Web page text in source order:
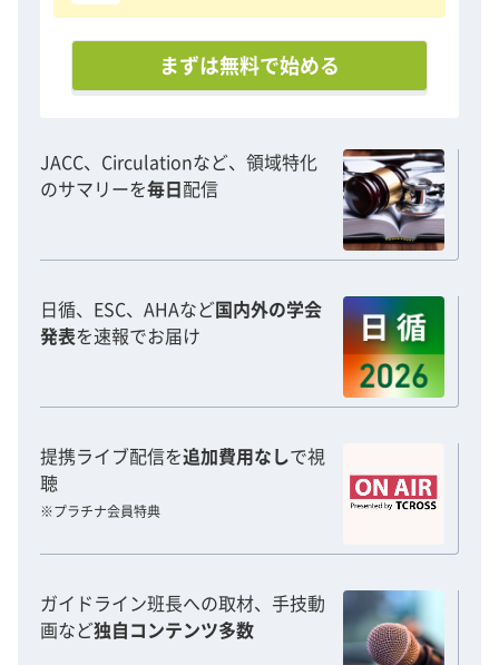
まずは無料で始める
JACC、Circulationなど、領域特化
のサマリーを毎日 配信
日循、ESC、AHAなど国内外の学会
発表を速報でお届け
提携ライブ配信を追加費用なしで視
聴
※プラチナ会員特典
ガイドライン班長への取材、手技動
画など独自コンテンツ多数